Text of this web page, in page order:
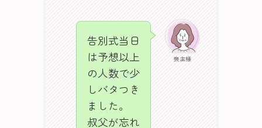
喪主様
告別式当日
は予想以上
の人数で少
しバタつき
ました。
叔父が忘れ